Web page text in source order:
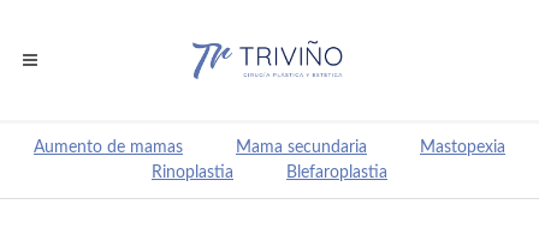
Aumento de mamas Mama secundaria
Mastopexia
Rinoplastia
Blefaroplastia